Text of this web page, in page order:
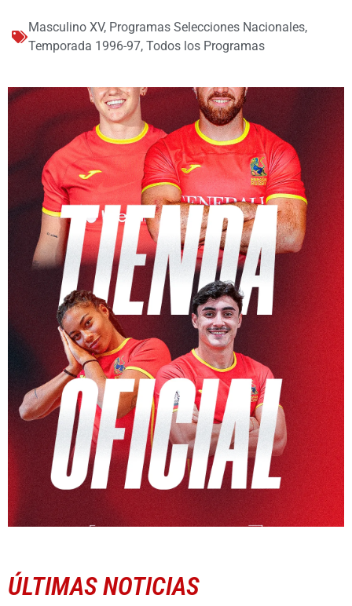
Masculino XV, Programas Selecciones Nacionales,
Temporada 1996-97, Todos los Programas
ÚLTIMAS NOTICIAS